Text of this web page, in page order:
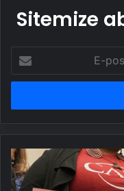
Sitemize
posta
adresinizi
Yüksek
Mahkeme:
“Yanlışlıkla”